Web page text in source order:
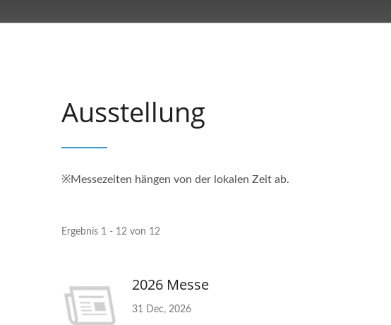
Ausstellung
※Messezeiten hängen von der lokalen Zeit ab.
Ergebnis 1 - 12 von 12
2026 Messe
31 Dec, 2026